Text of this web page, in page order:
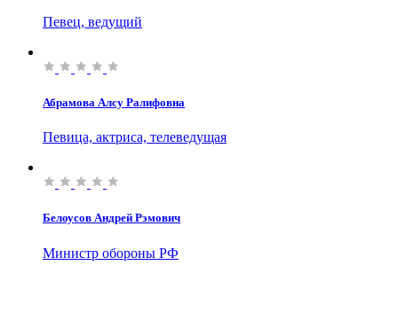
Певец, ведущий
Абрамова Алсу Ралифовна
Певица, актриса, телеведущая
Белоусов Андрей Рэмович
Министр обороны РФ